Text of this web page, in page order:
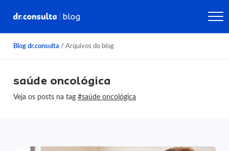
Blog dr.consulta / Arquivos do blog
saúde oncológica
Veja os posts na tag#saúde oncológica